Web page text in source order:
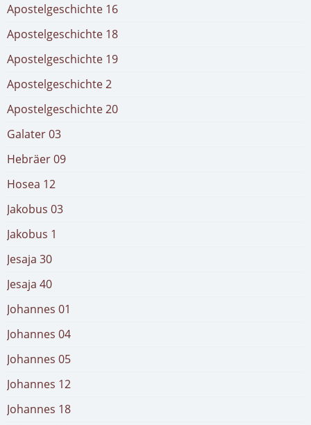
Apostelgeschichte 16
Apostelgeschichte 18
Apostelgeschichte 19
Apostelgeschichte 2
Apostelgeschichte 20
Galater 03
Hebräer 09
Hosea 12
Jakobus 03
Jakobus 1
Jesaja 30
Jesaja 40
Johannes 01
Johannes 04
Johannes 05
Johannes 12
Johannes 18